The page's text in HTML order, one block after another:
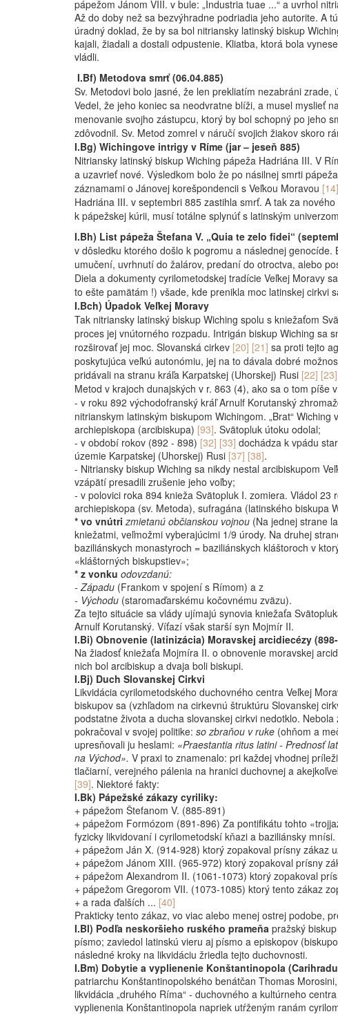
pápežom Jánom VIII. v bule: „Industria tuae ...“ a uvrhol
Až do doby než sa bezvýhradne podriadia jeho autorite. A
úradný doklad, že by sa bol nitriansky latinský biskup
kajali, žiadali a dostali odpustenie. Kliatba, ktorá bola
vládli.
I.Bf) Metodova smrť (06.04.885)
Sv. Metodovi bolo jasné, že len prekliatím nezabráni
Vedel, že jeho koniec sa neodvratne blíži, a musel myslieť
menovanie svojho zástupcu, ktorý by bol schopný po jeho
zdôvodnil. Sv. Metod zomrel v náručí svojich žiakov skoro
I.Bg) Wichingove intrigy v Ríme (jar – jeseň 885)
Nitriansky latinský biskup Wiching pápeža Hadriána III. V
a uzavrieť nové. Výsledkom bolo že po násilnej smrti
záznamami o Jánovej korešpondencii s Veľkou Moravou [14]
Hadriána III. v septembri 885 zastihla smrť. A tak za
k pápežskej kúrii, musí totálne splynúť s latinským
I.Bh) List pápeža Štefana V. „Quia te zelo fidei“
v dôsledku ktorého došlo k pogromu a následnej
umučení, uvrhnutí do žalárov, predaní do otroctva, alebo
Diela a dokumenty cyrilometodskej tradície Veľkej Moravy
to ešte pamätám !) všade, kde prenikla moc latinskej cirkvi
I.Bch) Úpadok Veľkej Moravy
Tak nitriansky latinský biskup Wiching spolu s kniežaťom
proces jej vnútorného rozpadu. Intrigán biskup Wiching sa
rozširovať jej moc. Slovanská cirkev [20] [21] sa proti tejto
poskytujúca veľkú autonómiu, jej na to dávala dobré
pridávali na stranu kráľa Karpatskej (Uhorskej) Rusi [22]
Metod v krajoch dunajských v r. 863 (4), ako sa o tom píše
- v roku 892 východofranský kráľ Arnulf Korutanský
nitrianskym latinským biskupom Wichingom. „Brat“
archiepiskopa (arcibiskupa) [93]. Svätopluk útoku odolal;
- v období rokov (892 - 898) [32] [33] dochádza k vpádu
územie Karpatskej (Uhorskej) Rusi [37] [38].
- Nitriansky biskup Wiching sa nikdy nestal arcibiskupom
vzápätí presadili zrušenie jeho voľby;
- v polovici roka 894 knieža Svätopluk I. zomiera. Vládol
archiepiskopa (sv. Metoda), sufragána (latinského biskupa
* vo vnútrizmietanú občianskou vojnou (Na jednej strane
kniežatmi, veľmožmi vyberajúcimi 1/9 úrody. Na druhej
baziliánskych monastyroch = baziliánskych kláštoroch v
«kláštorných biskupstiev»;
* z vonku odovzdanú:
- Západu (Frankom v spojení s Rímom) a z
- Východu (staromaďarskému kočovnému zväzu).
Za tejto situácie sa vlády ujímajú synovia kniežaťa
Arnulf Korutanský. Víťazí však starší syn Mojmír II.
I.Bi) Obnovenie (latinizácia) Moravskej arcidiecézy
Na žiadosť kniežaťa Mojmíra II. o obnovenie moravskej
nich bol arcibiskup a dvaja boli biskupi.
I.Bj) Duch Slovanskej Cirkvi
Likvidácia cyrilometodského duchovného centra Veľkej
biskupov sa (vzhľadom na cirkevnú štruktúru Slovanskej
podstatne života a ducha slovanskej cirkvi nedotklo.
pokračoval v svojej politike: so zbraňou v ruke (ohňom a
upresňovali ju heslami: «Praestantia ritus latini - Prednosť
na Východ». V praxi to znamenalo: pri každej vhodnej
tlačiarní, verejného pálenia na hranici duchovnej a
[39]. Niektoré fakty:
I.Bk) Pápežské zákazy cyriliky:
+ pápežom Štefanom V. (885-891)
+ pápežom Formózom (891-896) Za pontifikátu tohto
fyzicky likvidovaní i cyrilometodskí kňazi a baziliánsky mnísi.
+ pápežom Ján X. (914-928) ktorý zopakoval prísny zákaz
+ pápežom Jánom XIII. (965-972) ktorý zopakoval prísny
+ pápežom Alexandrom II. (1061-1073) ktorý zopakoval
+ pápežom Gregorom VII. (1073-1085) ktorý tento zákaz
+ a rada ďalších ... [40]
Prakticky tento zákaz, vo viac alebo menej ostrej podobe,
I.Bl) Podľa neskoršieho ruského prameňa pražský
písmo; zaviedol latinskú vieru aj písmo a episkopov
následné kroky na likvidáciu žriedla tejto duchovnosti.
I.Bm) Dobytie a vyplienenie Konštantinopola
patriarchu Konštantinopolského benátčan Thomas
likvidácia „druhého Ríma“ - duchovného a kultúrneho
vyplienenia Konštantinopola napriek utŕženým ranám